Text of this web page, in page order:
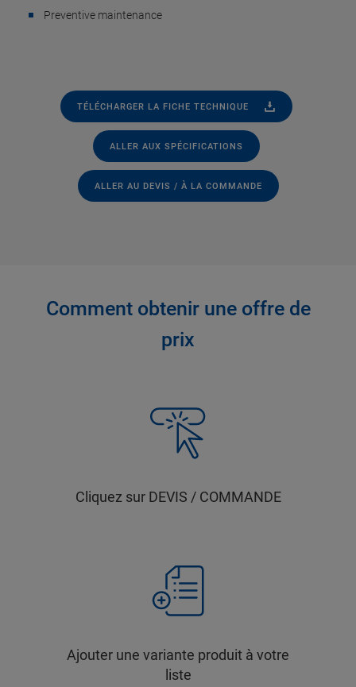
Preventive maintenance
TÉLÉCHARGER LA FICHE TECHNIQUE
ALLER AUX SPÉCIFICATIONS
ALLER AU DEVIS / À LA COMMANDE
Comment obtenir une offre de
prix
Cliquez sur DEVIS / COMMANDE
Ajouter une variante produit à votre
liste